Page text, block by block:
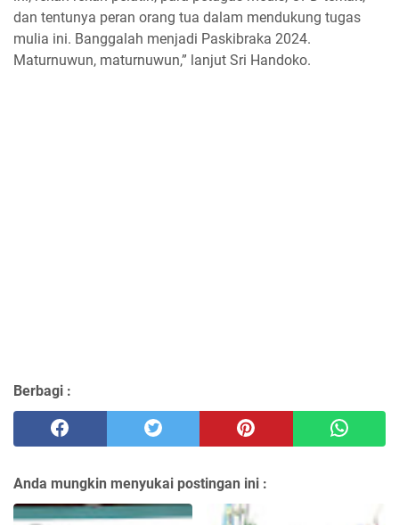
dan tentunya peran orang tua dalam mendukung tugas
mulia ini. Banggalah menjadi Paskibraka 2024.
Maturnuwun, maturnuwun,” lanjut Sri Handoko.
Berbagi :
Anda mungkin menyukai postingan ini :